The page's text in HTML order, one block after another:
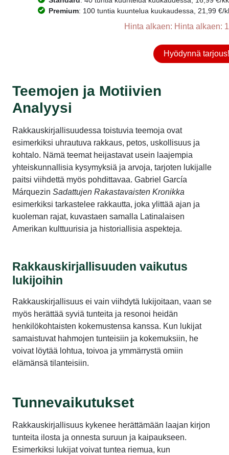
Premium: 100 tuntia kuuntelua kuukaudessa, 21,99 €/
Hinta alkaen: Hinta alkaen:
Hyödynnä tarjous!
Teemojen ja Motiivien
Analyysi
Rakkauskirjallisuudessa toistuvia teemoja ovat
esimerkiksi uhrautuva rakkaus, petos, uskollisuus ja
kohtalo. Nämä teemat heijastavat usein laajempia
yhteiskunnallisia kysymyksiä ja arvoja, tarjoten lukijalle
paitsi viihdettä myös pohdittavaa. Gabriel García
Márquezin Sadattujen Rakastavaisten Kronikka
esimerkiksi tarkastelee rakkautta, joka ylittää ajan ja
kuoleman rajat, kuvastaen samalla Latinalaisen
Amerikan kulttuurisia ja historiallisia aspekteja.
Rakkauskirjallisuuden vaikutus
lukijoihin
Rakkauskirjallisuus ei vain viihdytä lukijoitaan, vaan se
myös herättää syviä tunteita ja resonoi heidän
henkilökohtaisten kokemustensa kanssa. Kun lukijat
samaistuvat hahmojen tunteisiin ja kokemuksiin, he
voivat löytää lohtua, toivoa ja ymmärrystä omiin
elämänsä tilanteisiin.
Tunnevaikutukset
Rakkauskirjallisuus kykenee herättämään laajan kirjon
tunteita ilosta ja onnesta suruun ja kaipaukseen.
Esimerkiksi lukijat voivat tuntea riemua, kun